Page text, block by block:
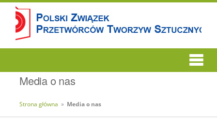
Media o nas
Strona główna » Media o nas